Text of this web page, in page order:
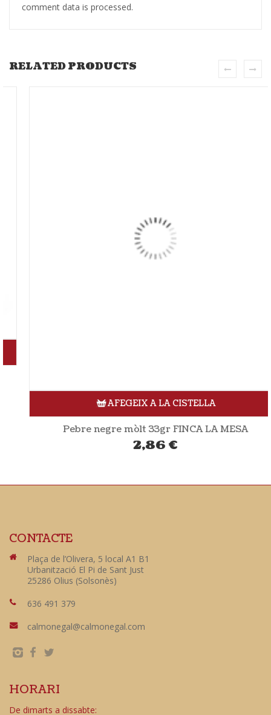
comment data is processed.
RELATED PRODUCTS
AFEGEIX A LA CISTELLA
Pebre negre mòlt 33gr FINCA LA MESA
2,86€
CONTACTE
Plaça de l’Olivera, 5 local A1 B1
Urbanització El Pi de Sant Just
25286 Olius (Solsonès)
636 491 379
calmonegal@calmonegal.com
HORARI
De dimarts a dissabte: